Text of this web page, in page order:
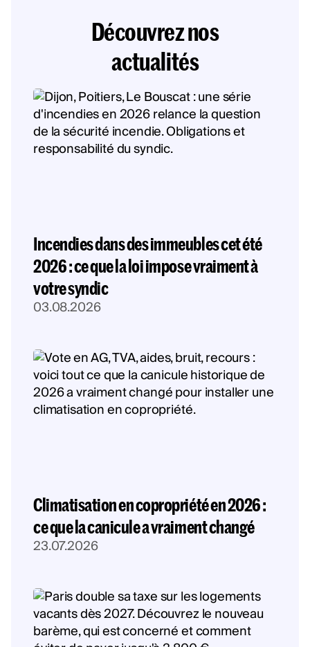
Découvrez nos
actualités
Incendies dans des immeubles cet été
2026 : ce que la loi impose vraiment à
votre syndic
03.08.2026
Climatisation en copropriété en 2026 :
ce que la canicule a vraiment changé
23.07.2026